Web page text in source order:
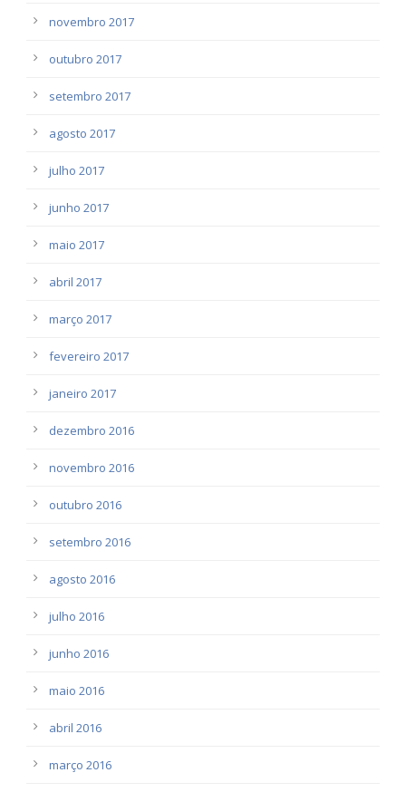
novembro 2017
outubro 2017
setembro 2017
agosto 2017
julho 2017
junho 2017
maio 2017
abril 2017
março 2017
fevereiro 2017
janeiro 2017
dezembro 2016
novembro 2016
outubro 2016
setembro 2016
agosto 2016
julho 2016
junho 2016
maio 2016
abril 2016
março 2016